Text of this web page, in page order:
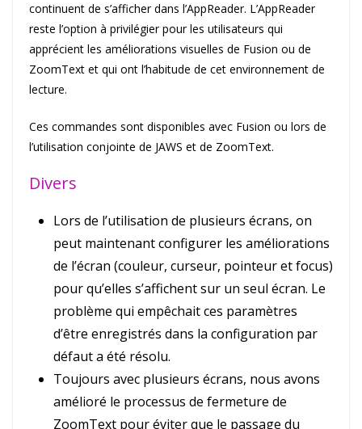
continuent de s’afficher dans l’AppReader. L’AppReader
reste l’option à privilégier pour les utilisateurs qui
apprécient les améliorations visuelles de Fusion ou de
ZoomText et qui ont l’habitude de cet environnement de
lecture.
Ces commandes sont disponibles avec Fusion ou lors de
l’utilisation conjointe de JAWS et de ZoomText.
Divers
Lors de l’utilisation de plusieurs écrans, on
peut maintenant configurer les améliorations
de l’écran (couleur, curseur, pointeur et focus)
pour qu’elles s’affichent sur un seul écran. Le
problème qui empêchait ces paramètres
d’être enregistrés dans la configuration par
défaut a été résolu.
Toujours avec plusieurs écrans, nous avons
amélioré le processus de fermeture de
ZoomText pour éviter que le passage du